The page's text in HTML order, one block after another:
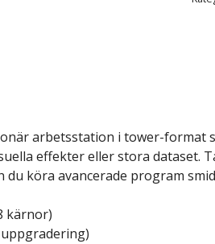
arbetsstation i tower-format
effekter eller stora dataset.
du köra avancerade program
kärnor)
uppgradering)